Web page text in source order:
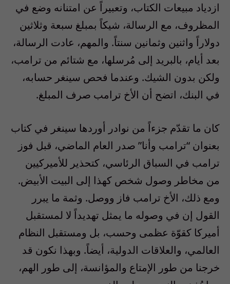
ازدياد مبيعات الكتاب، وتعبيراً عن امتنانه وضع في
المظروف، مع الرسالة، شيكاً بمبلغ سبعة وثلاثين
دولاراً واثنين وثمانين سنتاً. والمهم، عادت الرسالة،
بعد أيام، بالبريد إلى مُرسلها، مع شتائم من ترامب،
ولكن بدون الشيك. وعندما فحص سينغر حسابه،
في البنك، اتضح أن الأخ ترامب صرف المبلغ.
كان ما تقدّم جزءاً من نوادر أوردها سينغر في كتاب
بعنوان “ترامب وأنا” صدر العام الماضي، قبل فوز
ترامب في السباق الرئاسي، كتحذير للأميركيين
من مخاطر وصول شخص كهذا إلى البيت الأبيض.
ومع ذلك، الأخ ترامب فاز ووصل. وثمة ما يبرر
القول إن في وصوله ما يمثل تهديداً لا لمستقبل
أميركا كقوّة عظمى وحسب، بل ومستقبل النظام
العالمي، والعلاقات الدولية، أيضاً. وبهذا نكون قد
خرجنا من طور الإمتاع والمؤانسة، إلى طور الهم،